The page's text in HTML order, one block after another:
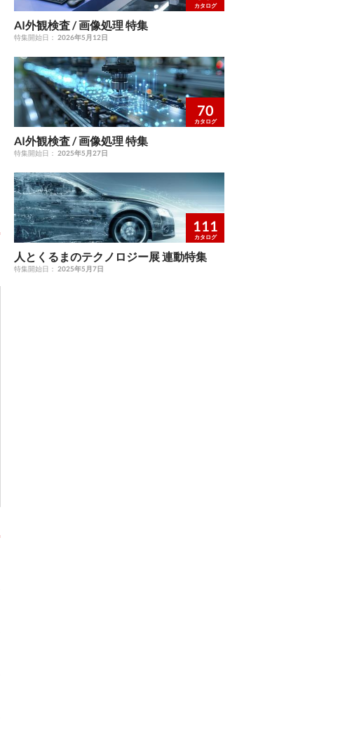
カタログ
AI外観検査 / 画像処理 特集
特集開始日： 2026年5月12日
70
カタログ
AI外観検査 / 画像処理 特集
特集開始日： 2025年5月27日
111
カタログ
人とくるまのテクノロジー展 連動特集
特集開始日： 2025年5月7日